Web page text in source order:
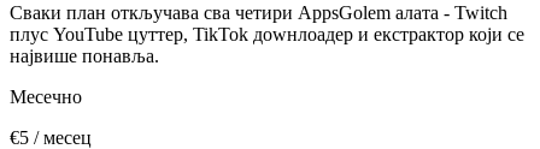
Сваки план откључава сва четири AppsGolem алата - Twitch
плус YouTube цуттер, TikTok доwнлоадер и екстрактор који се
највише понавља.
Месечно
€5 / месец